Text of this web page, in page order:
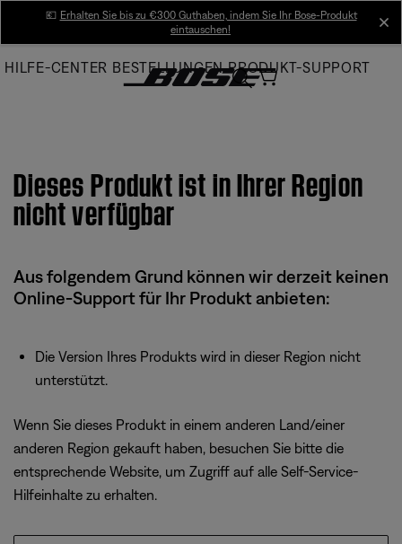
Main
💶 Erhalten Sie bis zu €300 Guthaben, indem Sie Ihr Bose-Produkt
eintauschen!
HILFE-CENTER BESTELLUNGEN PRODUKT-SUPPORT
Dieses Produkt ist in Ihrer Region
nicht verfügbar
Aus folgendem Grund können wir derzeit keinen
Online-Support für Ihr Produkt anbieten:
Die Version Ihres Produkts wird in dieser Region nicht
unterstützt.
Wenn Sie dieses Produkt in einem anderen Land/einer
anderen Region gekauft haben, besuchen Sie bitte die
entsprechende Website, um Zugriff auf alle Self-Service-
Hilfeinhalte zu erhalten.